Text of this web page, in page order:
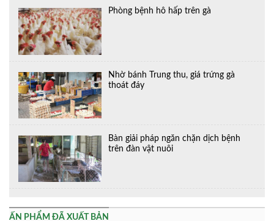
Phòng bệnh hô hấp trên gà
Nhờ bánh Trung thu, giá trứng gà
thoát đáy
Bàn giải pháp ngăn chặn dịch bệnh
trên đàn vật nuôi
ẤN PHẨM ĐÃ XUẤT BẢN